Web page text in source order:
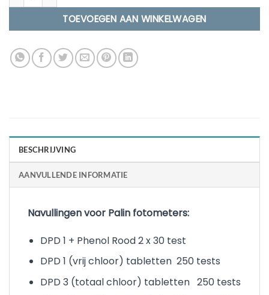
TOEVOEGEN AAN WINKELWAGEN
BESCHRIJVING
AANVULLENDE INFORMATIE
Navullingen voor Palin fotometers:
DPD 1 + Phenol Rood 2 x 30 test
DPD 1 (vrij chloor) tabletten 250 tests
DPD 3 (totaal chloor) tabletten 250 tests